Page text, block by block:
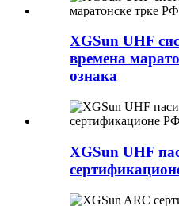
XGSun UHF
времена
ознака
XGSun UHF